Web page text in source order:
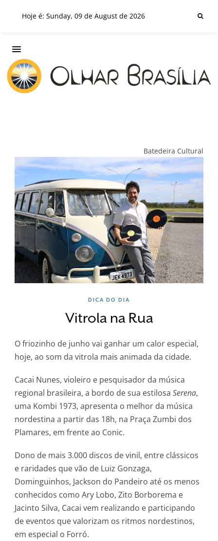
Hoje é: Sunday, 09 de August de 2026
Batedeira Cultural
DICA DO DIA
Vitrola na Rua
O friozinho de junho vai ganhar um calor especial,
hoje, ao som da vitrola mais animada da cidade.
Cacai Nunes, violeiro e pesquisador da música
regional brasileira, a bordo de sua estilosa Serena,
uma Kombi 1973, apresenta o melhor da música
nordestina a partir das 18h, na Praça Zumbi dos
Plamares, em frente ao Conic.
Dono de mais 3.000 discos de vinil, entre clássicos
e raridades que vão de Luiz Gonzaga,
Dominguinhos, Jackson do Pandeiro até os menos
conhecidos como Ary Lobo, Zito Borborema e
Jacinto Silva, Cacai vem realizando e participando
de eventos que valorizam os ritmos nordestinos,
em especial o Forró.